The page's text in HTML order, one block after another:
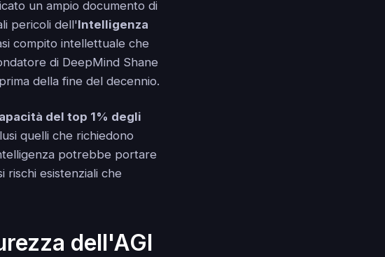
un ampio documento di
pericoli dell'Intelligenza
compito intellettuale che
di DeepMind Shane
della fine del decennio.
del top 1% degli
quelli che richiedono
potrebbe portare
rischi esistenziali che
dell'AGI